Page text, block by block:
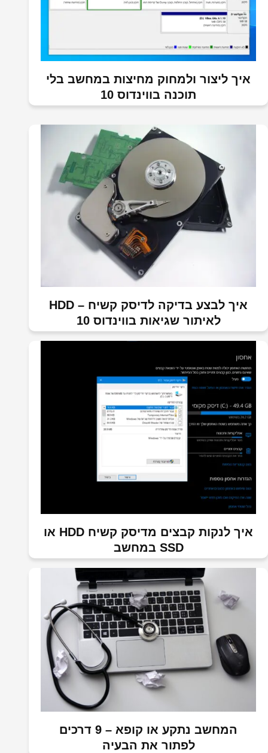
איך ליצור ולמחוק מחיצות במחשב בלי
תוכנה בווינדוס 10
איך לבצע בדיקה לדיסק קשיח – HDD
לאיתור שגיאות בווינדוס 10
איך לנקות קבצים מדיסק קשיח HDD או
SSD במחשב
המחשב נתקע או קופא – 9 דרכים
לפתור את הבעיה